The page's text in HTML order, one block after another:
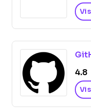
4.8